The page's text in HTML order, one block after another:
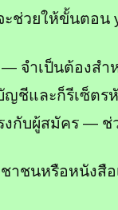
ช่วยให้ขั้นตอน
จำเป็นต้องสำ
ญชีและก็รีเซ็ตร
กับผู้สมัคร — ช่
าชนหรือหนังสื